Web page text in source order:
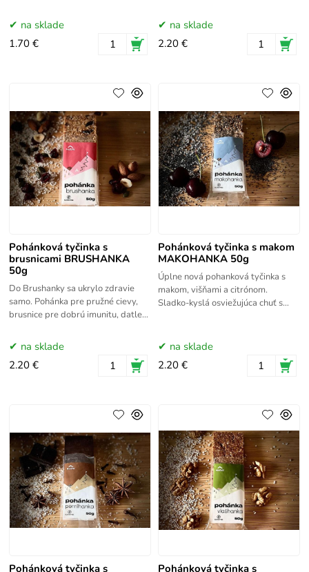
kardiovaskulárny systém
na sklade
1.70 €
na sklade
2.20 €
Pohánková tyčinka s
brusnicami BRUSHANKA
50g
Do Brushanky sa ukrylo zdravie
samo. Pohánka pre pružné cievy,
brusnice pre dobrú imunitu, datle
k ovociu a k Vášmu zdraviu.
na sklade
2.20 €
Pohánková tyčinka s makom
MAKOHANKA 50g
Úplne nová pohanková tyčinka s
makom, višňami a citrónom.
Sladko-kyslá osviežujúca chuť s
na sklade
2.20 €
Pohánková tyčinka s Pohánková tyčinka s